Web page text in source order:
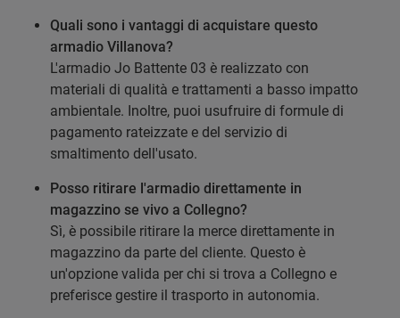
Quali sono i vantaggi di acquistare questo
armadio Villanova?
L'armadio Jo Battente 03 è realizzato con
materiali di qualità e trattamenti a basso impatto
ambientale. Inoltre, puoi usufruire di formule di
pagamento rateizzate e del servizio di
smaltimento dell'usato.
Posso ritirare l'armadio direttamente in
magazzino se vivo a Collegno?
Sì, è possibile ritirare la merce direttamente in
magazzino da parte del cliente. Questo è
un'opzione valida per chi si trova a Collegno e
preferisce gestire il trasporto in autonomia.